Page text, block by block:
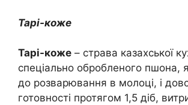
Тарі-коже
Тарі-коже – страва казахської
спеціально обробленого пшона,
до розварювання в молоці, і
готовності протягом 1,5 діб,